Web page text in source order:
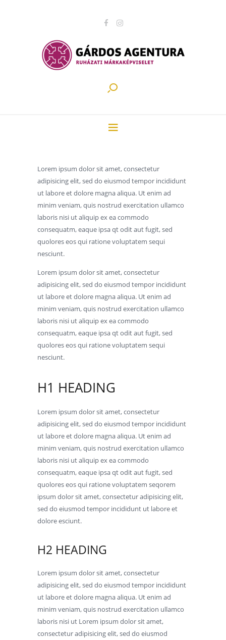
Lorem ipsum dolor sit amet, consectetur
adipisicing elit, sed do eiusmod tempor incididunt
ut labore et dolore magna aliqua. Ut enim ad
minim veniam, quis nostrud exercitation ullamco
laboris nisi ut aliquip ex ea commodo
consequatm, eaque ipsa qt odit aut fugit, sed
quolores eos qui ratione voluptatem sequi
nesciunt.
Lorem ipsum dolor sit amet, consectetur
adipisicing elit, sed do eiusmod tempor incididunt
ut labore et dolore magna aliqua. Ut enim ad
minim veniam, quis nostrud exercitation ullamco
laboris nisi ut aliquip ex ea commodo
consequatm, eaque ipsa qt odit aut fugit, sed
quolores eos qui ratione voluptatem sequi
nesciunt.
H1 HEADING
Lorem ipsum dolor sit amet, consectetur
adipisicing elit, sed do eiusmod tempor incididunt
ut labore et dolore magna aliqua. Ut enim ad
minim veniam, quis nostrud exercitation ullamco
laboris nisi ut aliquip ex ea commodo
consequatm, eaque ipsa qt odit aut fugit, sed
quolores eos qui ratione voluptatem seqorem
ipsum dolor sit amet, consectetur adipisicing elit,
sed do eiusmod tempor incididunt ut labore et
dolore esciunt.
H2 HEADING
Lorem ipsum dolor sit amet, consectetur
adipisicing elit, sed do eiusmod tempor incididunt
ut labore et dolore magna aliqua. Ut enim ad
minim veniam, quis nostrud exercitation ullamco
laboris nisi ut Lorem ipsum dolor sit amet,
consectetur adipisicing elit, sed do eiusmod